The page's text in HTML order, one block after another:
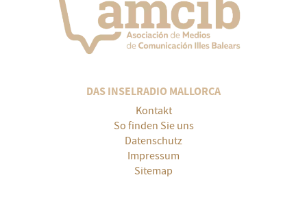
DAS INSELRADIO MALLORCA
Kontakt
So finden Sie uns
Datenschutz
Impressum
Sitemap